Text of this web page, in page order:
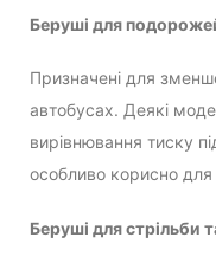
Беруші для
Призначені для
автобусах. Деякі
вирівнювання тиску
особливо корисно для
Беруші для стрільби